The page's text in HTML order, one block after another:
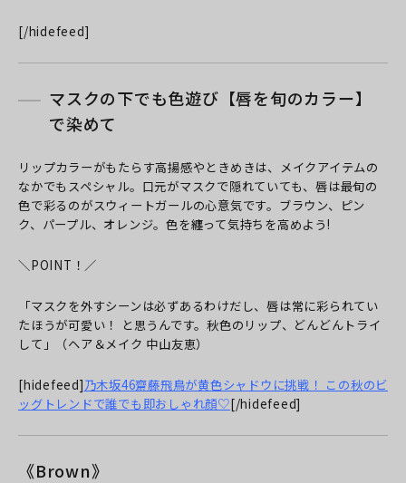
[/hidefeed]
マスクの下でも色遊び【唇を旬のカラー】
で染めて
リップカラーがもたらす高揚感やときめきは、メイクアイテムの
なかでもスペシャル。口元がマスクで隠れていても、唇は最旬の
色で彩るのがスウィートガールの心意気です。ブラウン、ピン
ク、パープル、オレンジ。色を纏って気持ちを高めよう!
＼POINT！／
「マスクを外すシーンは必ずあるわけだし、唇は常に彩られてい
たほうが可愛い！ と思うんです。秋色のリップ、どんどんトライ
して」（ヘア＆メイク 中山友恵）
[hidefeed]乃木坂46齋藤飛鳥が黄色シャドウに挑戦！ この秋のビ
ッグトレンドで誰でも即おしゃれ顔♡[/hidefeed]
《Brown》